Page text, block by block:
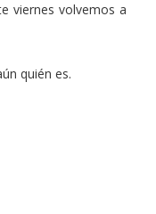
viernes volvemos a
quién es.